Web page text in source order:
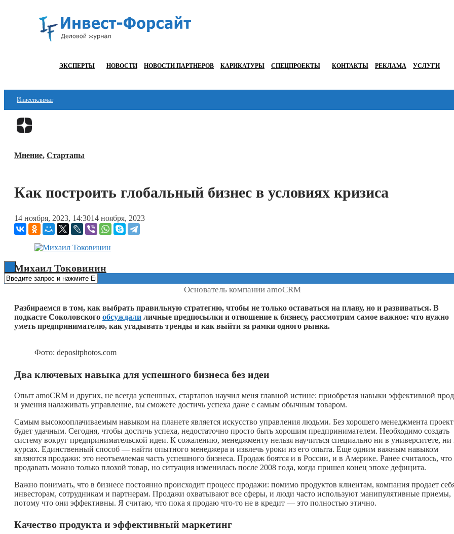
ЭКСПЕРТЫ НОВОСТИ НОВОСТИ ПАРТНЕРОВ КАРИКАТУРЫ СПЕЦПРОЕКТЫ КОНТАКТЫ РЕКЛАМА УСЛУГИ
Инвестклимат
Финансы
Блокчейн
ESG
Мнение, Стартапы
Как построить глобальный бизнес в условиях кризиса
14 ноября, 2023, 14:3014 ноября, 2023
Михаил Токовинин
Основатель компании amoCRM
Разбираемся в том, как выбрать правильную стратегию, чтобы не только оставаться на плаву, но и развиваться. В
подкасте Соколовского обсуждали личные предпосылки и отношение к бизнесу, рассмотрим самое важное: что нужно
уметь предпринимателю, как угадывать тренды и как выйти за рамки одного рынка.
Фото: depositphotos.com
Два ключевых навыка для успешного бизнеса без идеи
Опыт amoCRM и других, не всегда успешных, стартапов научил меня главной истине: приобретая навыки эффективной
и умения налаживать управление, вы сможете достичь успеха даже с самым обычным товаром.
Самым высокооплачиваемым навыком на планете является искусство управления людьми. Без хорошего менеджмента
будет удачным. Сегодня, чтобы достичь успеха, недостаточно просто быть хорошим предпринимателем. Необходимо создать
систему вокруг предпринимательской идеи. К сожалению, менеджменту нельзя научиться специально ни в университете, ни
курсах. Единственный способ — найти опытного менеджера и извлечь уроки из его опыта. Еще одним важным навыком
являются продажи: это неотъемлемая часть успешного бизнеса. Продаж боятся и в России, и в Америке. Ранее считалось, что
продавать можно только плохой товар, но ситуация изменилась после 2008 года, когда пришел конец эпохе дефицита.
Важно понимать, что в бизнесе постоянно происходит процесс продажи: помимо продуктов клиентам, компания продает
инвесторам, сотрудникам и партнерам. Продажи охватывают все сферы, и люди часто используют манипулятивные приемы,
потому что они эффективны. Я считаю, что пока я продаю что-то не в кредит — это полностью этично.
Качество продукта и эффективный маркетинг